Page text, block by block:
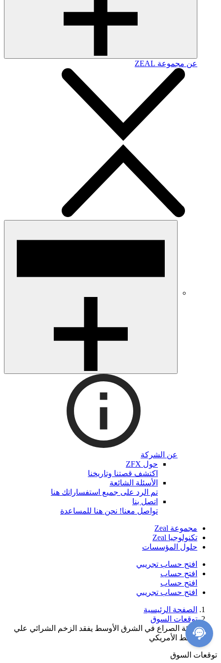
عن مجموعة ZEAL
عن الشركة
حول ZFX
اكتشف قصتنا وتاريخنا
الأسئلة الشائعة
تم الرد على جميع استفساراتك هنا
اتصل بنا
تواصل معنا! نحن هنا للمساعدة
مجموعة Zeal
تكنولوجيا Zeal
حلول المؤسسات
افتح حساب تجريبي
افتح حساب
افتح حساب
افتح حساب تجريبي
الصفحة الرئيسية
توقعات السوق
تهدئة الصراع في الشرق الأوسط يفقد الزخم الشرائي علي
النفط الأمريكي
توقعات السوق